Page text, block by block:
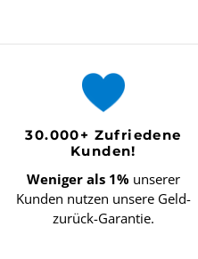
30.000+ Zufriedene
Kunden!
Weniger als 1% unserer
Kunden nutzen unsere Geld-
zurück-Garantie.